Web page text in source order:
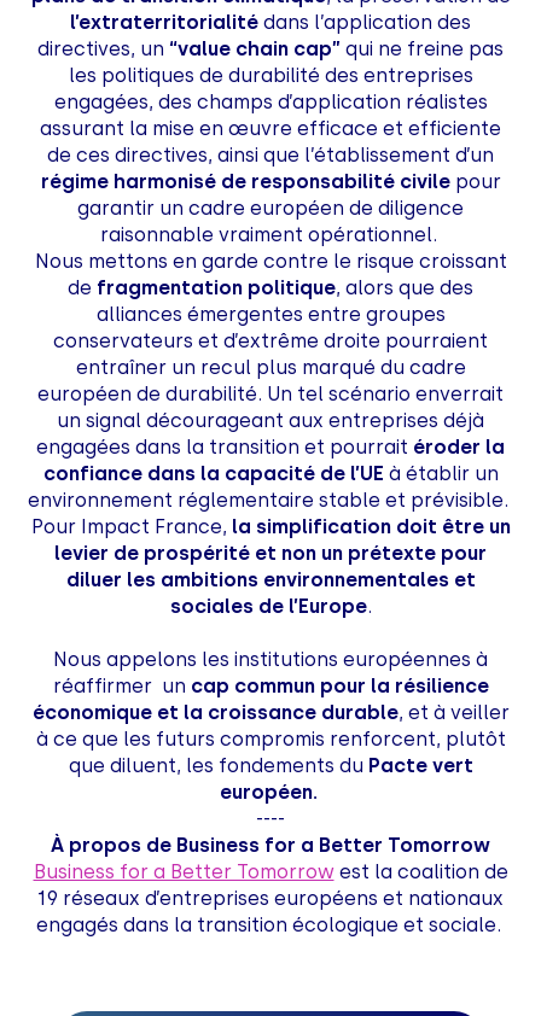
l’extraterritorialité dans l’application des
directives, un “value chain cap” qui ne freine pas
les politiques de durabilité des entreprises
engagées, des champs d’application réalistes
assurant la mise en œuvre efficace et efficiente
de ces directives, ainsi que l’établissement d’un
régime harmonisé de responsabilité civile pour
garantir un cadre européen de diligence
raisonnable vraiment opérationnel.
Nous mettons en garde contre le risque croissant
de fragmentation politique, alors que des
alliances émergentes entre groupes
conservateurs et d’extrême droite pourraient
entraîner un recul plus marqué du cadre
européen de durabilité. Un tel scénario enverrait
un signal décourageant aux entreprises déjà
engagées dans la transition et pourrait éroder la
confiance dans la capacité de l’UE à établir un
environnement réglementaire stable et prévisible.
Pour Impact France, la simplification doit être un
levier de prospérité et non un prétexte pour
diluer les ambitions environnementales et
sociales de l’Europe.
Nous appelons les institutions européennes à
réaffirmer un cap commun pour la résilience
économique et la croissance durable, et à veiller
à ce que les futurs compromis renforcent, plutôt
que diluent, les fondements du Pacte vert
européen.
----
À propos de Business for a Better Tomorrow
Business for a Better Tomorrowest la coalition de
19 réseaux d’entreprises européens et nationaux
engagés dans la transition écologique et sociale.